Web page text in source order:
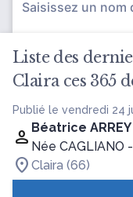
Liste des
Claira ces 365
Publié le vendredi 24
Béatrice ARREY
Née CAGLIANO
Claira (66)